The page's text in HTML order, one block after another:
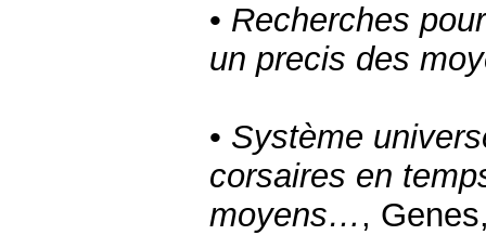
• Recherches
un precis des
• Système
corsaires en
moyens… ,